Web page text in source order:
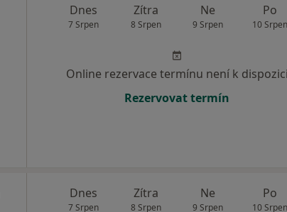
Dnes
7 Srpen
Zítra
8 Srpen
Ne
9 Srpen
Po
10 Srpen
Online rezervace termínu není k dispozici
Rezervovat termín
Dnes
7 Srpen
Zítra
8 Srpen
Ne
9 Srpen
Po
10 Srpen